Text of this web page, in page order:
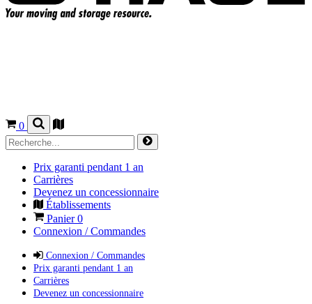
0
Prix garanti pendant 1 an
Carrières
Devenez un concessionnaire
Établissements
Panier0
Connexion / Commandes
Connexion / Commandes
Prix garanti pendant 1 an
Carrières
Devenez un concessionnaire